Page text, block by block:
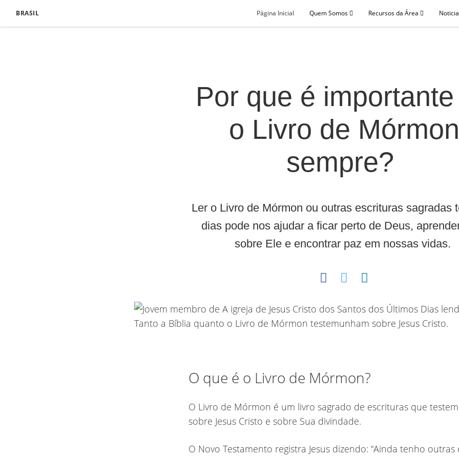
BRASIL Página Inicial Quem Somos Recursos da Área
Por que é
o Livro de Mórmon
sempre?
Ler o Livro de Mórmon ou outras escrituras sagradas
dias pode nos ajudar a ficar perto de Deus,
sobre Ele e encontrar paz em nossas vidas.
O que é o Livro de Mórmon?
O Livro de Mórmon é um livro sagrado de escrituras que
sobre Jesus Cristo e sobre Sua divindade.
O Novo Testamento registra Jesus dizendo: “Ainda tenho outras